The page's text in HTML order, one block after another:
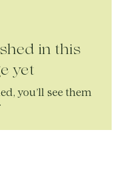
in this
yet
you’ll see them